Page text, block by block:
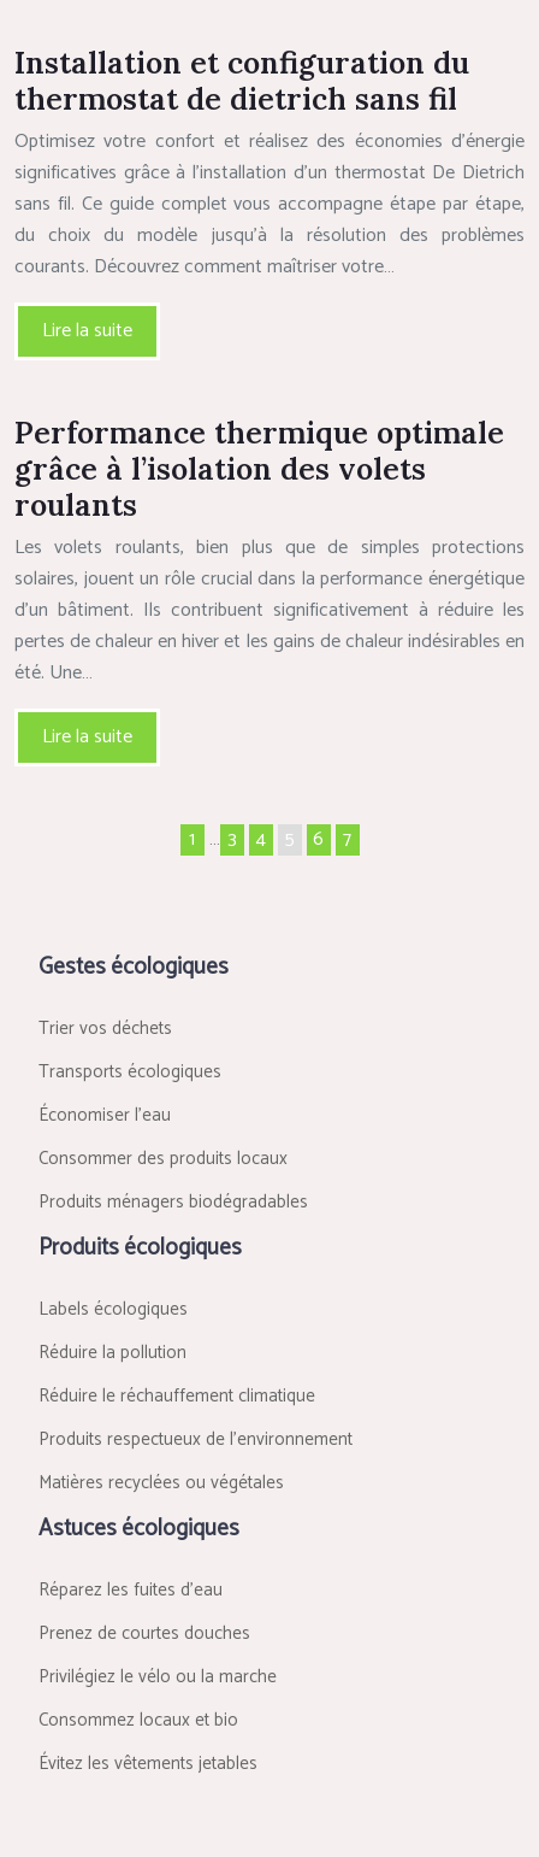
Installation et configuration du
thermostat de dietrich sans fil
Optimisez votre confort et réalisez des économies d’énergie
significatives grâce à l’installation d’un thermostat De Dietrich
sans fil. Ce guide complet vous accompagne étape par étape,
du choix du modèle jusqu’à la résolution des problèmes
courants. Découvrez comment maîtriser votre…
Lire la suite
Performance thermique optimale
grâce à l’isolation des volets
roulants
Les volets roulants, bien plus que de simples protections
solaires, jouent un rôle crucial dans la performance énergétique
d’un bâtiment. Ils contribuent significativement à réduire les
pertes de chaleur en hiver et les gains de chaleur indésirables en
été. Une…
Lire la suite
1 … 3 4 5 6 7
Gestes écologiques
Trier vos déchets
Transports écologiques
Économiser l’eau
Consommer des produits locaux
Produits ménagers biodégradables
Produits écologiques
Labels écologiques
Réduire la pollution
Réduire le réchauffement climatique
Produits respectueux de l’environnement
Matières recyclées ou végétales
Astuces écologiques
Réparez les fuites d’eau
Prenez de courtes douches
Privilégiez le vélo ou la marche
Consommez locaux et bio
Évitez les vêtements jetables